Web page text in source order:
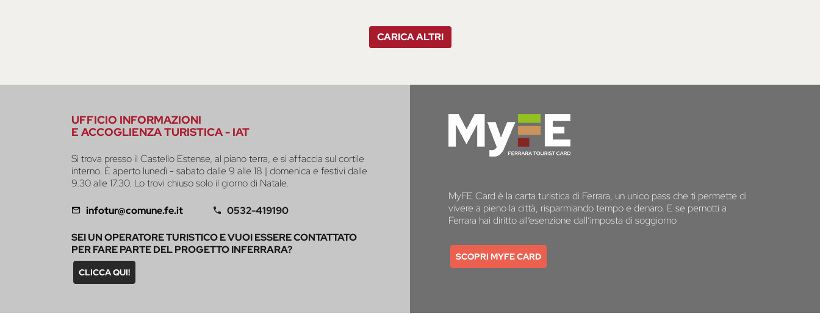
CARICA ALTRI
UFFICIO INFORMAZIONI
E ACCOGLIENZA TURISTICA - IAT
Si trova presso il Castello Estense, al piano terra, e si affaccia sul cortile
interno. È aperto lunedì - sabato dalle 9 alle 18 | domenica e festivi dalle
9.30 alle 17.30. Lo trovi chiuso solo il giorno di Natale.
infotur@comune.fe.it 0532-419190
SEI UN OPERATORE TURISTICO E VUOI ESSERE CONTATTATO
PER FARE PARTE DEL PROGETTO INFERRARA?
CLICCA QUI!
MyFE Card è la carta turistica di Ferrara, un unico pass che ti permette di
vivere a pieno la città, risparmiando tempo e denaro. E se pernotti a
Ferrara hai diritto all’esenzione dall’imposta di soggiorno
SCOPRI MYFE CARD